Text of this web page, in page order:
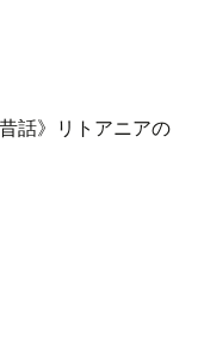
話》リトアニアの